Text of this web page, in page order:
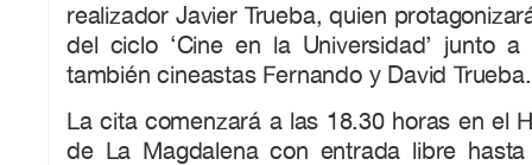
realizador Javier Trueba, quien
del ciclo ‘Cine en la Universidad’ junto
también cineastas Fernando y David Trueba.
La cita comenzará a las 18.30 horas en el
de La Magdalena con entrada libre